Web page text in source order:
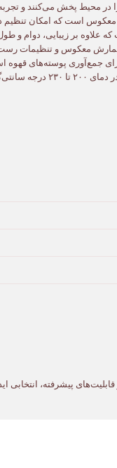
در محیط پخش می‌کنند و
معکوس است که امکان
علاوه بر زیبایی، دوام و
جمع‌آوری پوسته‌های